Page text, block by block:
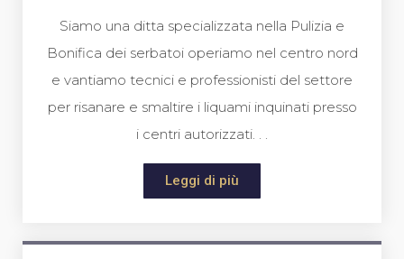
Siamo una ditta specializzata nella Pulizia e
Bonifica dei serbatoi operiamo nel centro nord
e vantiamo tecnici e professionisti del settore
per risanare e smaltire i liquami inquinati presso
i centri autorizzati. . .
Leggi di più